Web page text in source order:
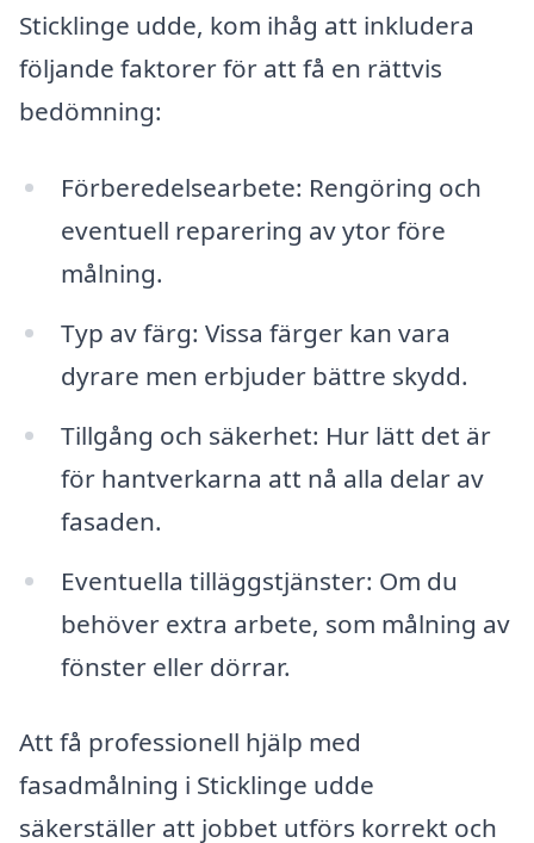
Sticklinge udde, kom ihåg att inkludera
följande faktorer för att få en rättvis
bedömning:
Förberedelsearbete: Rengöring och
eventuell reparering av ytor före
målning.
Typ av färg: Vissa färger kan vara
dyrare men erbjuder bättre skydd.
Tillgång och säkerhet: Hur lätt det är
för hantverkarna att nå alla delar av
fasaden.
Eventuella tilläggstjänster: Om du
behöver extra arbete, som målning av
fönster eller dörrar.
Att få professionell hjälp med
fasadmålning i Sticklinge udde
säkerställer att jobbet utförs korrekt och